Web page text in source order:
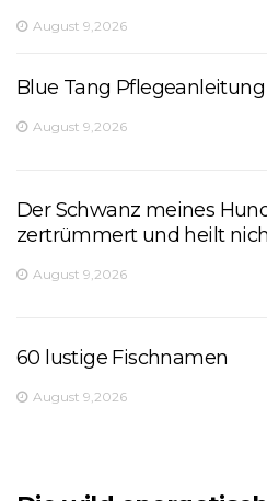
August 9,2026
Blue Tang
August 9,2026
Der Schwanz meines
zertrümmert und heilt
August 9,2026
60 lustige Fischnamen
August 9,2026